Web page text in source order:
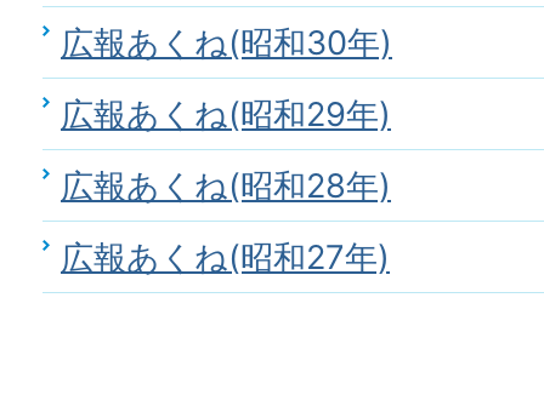
広報あくね(昭和30年)
広報あくね(昭和29年)
広報あくね(昭和28年)
広報あくね(昭和27年)